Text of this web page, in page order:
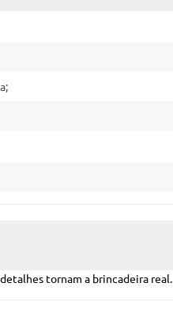
tornam a brincadeira real.